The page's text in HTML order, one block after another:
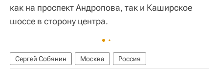
как на проспект Андропова, так и Каширское
шоссе в сторону центра.
Сергей Собянин Москва Россия